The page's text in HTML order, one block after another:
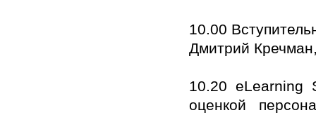
10.00
Дмитрий
10.20 eLearning
оценкой